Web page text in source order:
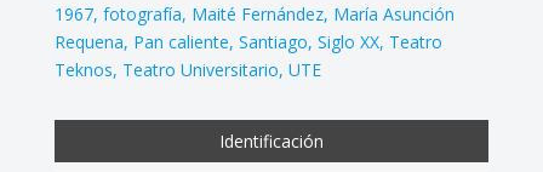
1967 fotografía Maité Fernández María Asunción
Requena Pan caliente Santiago Siglo XX Teatro
Teknos Teatro Universitario UTE
Identificación